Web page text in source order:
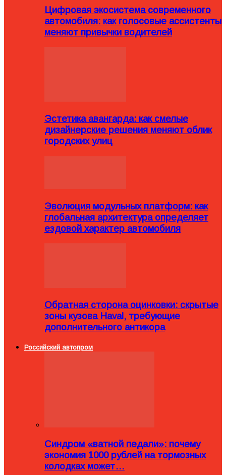
Цифровая экосистема современного
автомобиля: как голосовые ассистенты
меняют привычки водителей
Эстетика авангарда: как смелые
дизайнерские решения меняют облик
городских улиц
Эволюция модульных платформ: как
глобальная архитектура определяет
ездовой характер автомобиля
Обратная сторона оцинковки: скрытые
зоны кузова Haval, требующие
дополнительного антикора
Российский автопром
Синдром «ватной педали»: почему
экономия 1000 рублей на тормозных
колодках может…